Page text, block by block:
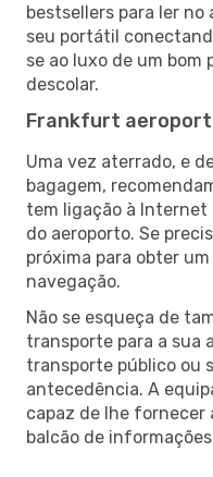
bestsellers para ler
seu portátil
se ao luxo de um
descolar.
Frankfurt
Uma vez aterrado, e
bagagem,
tem ligação à Internet
do aeroporto. Se
próxima para obter
navegação.
Não se esqueça de
transporte para a sua
transporte público ou
antecedência. A
capaz de lhe fornecer
balcão de